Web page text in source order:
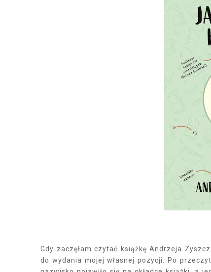
Gdy zaczęłam czytać książkę Andrzeja
do wydania mojej własnej pozycji. Po